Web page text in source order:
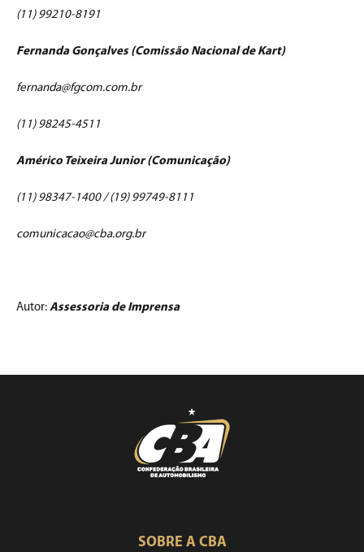
(11) 99210-8191
Fernanda Gonçalves (Comissão Nacional de Kart)
fernanda@fgcom.com.br
(11) 98245-4511
Américo Teixeira Junior (Comunicação)
(11) 98347-1400 / (19) 99749-8111
comunicacao@cba.org.br
Autor: Assessoria de Imprensa
SOBRE A CBA